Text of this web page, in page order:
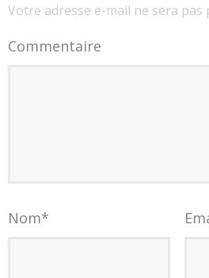
Votre adresse e-mail ne sera pas
Commentaire
Nom*